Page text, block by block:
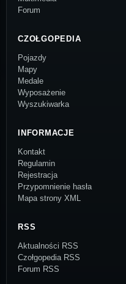
Forum
CZOŁGOPEDIA
Pojazdy
Mapy
Medale
Wyposażenie
Wyszukiwarka
INFORMACJE
Kontakt
Regulamin
Rejestracja
Przypomnienie hasła
Mapa strony XML
RSS
Aktualności RSS
Czołgopedia RSS
Forum RSS